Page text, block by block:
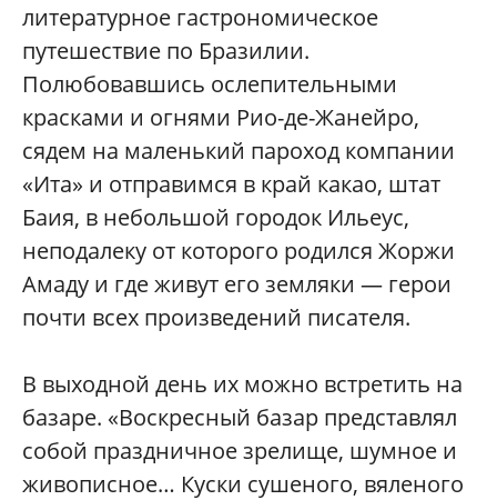
литературное гастрономическое
путешествие по Бразилии.
Полюбовавшись ослепительными
красками и огнями Рио-де-Жанейро,
сядем на маленький пароход компании
«Ита» и отправимся в край какао, штат
Баия, в небольшой городок Ильеус,
неподалеку от которого родился Жоржи
Амаду и где живут его земляки — герои
почти всех произведений писателя.
В выходной день их можно встретить на
базаре. «Воскресный базар представлял
собой праздничное зрелище, шумное и
живописное… Куски сушеного, вяленого